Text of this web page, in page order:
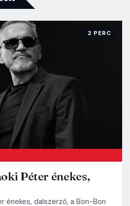
2 PERC
Péter énekes,
énekes, dalszerző, a Bon-Bon